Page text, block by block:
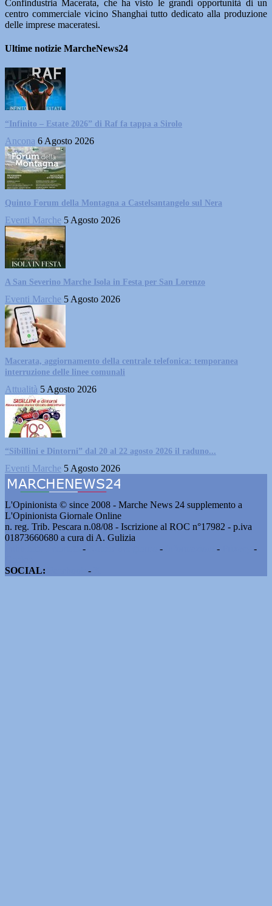
Confindustria Macerata, che ha visto le grandi opportunità di un
centro commerciale vicino Shanghai tutto dedicato alla produzione
delle imprese maceratesi.
Ultime notizie MarcheNews24
“Infinito – Estate 2026” di Raf fa tappa a Sirolo
Ancona 6 Agosto 2026
Quinto Forum della Montagna a Castelsantangelo sul Nera
Eventi Marche 5 Agosto 2026
A San Severino Marche Isola in Festa per San Lorenzo
Eventi Marche 5 Agosto 2026
Macerata, aggiornamento della centrale telefonica: temporanea
interruzione delle linee comunali
Attualità 5 Agosto 2026
“Sibillini e Dintorni” dal 20 al 22 agosto 2026 il raduno...
Eventi Marche 5 Agosto 2026
L'Opinionista © since 2008 - Marche News 24 supplemento a
L'Opinionista Giornale Online
n. reg. Trib. Pescara n.08/08 - Iscrizione al ROC n°17982 - p.iva
01873660680 a cura di A. Gulizia
- - -
-
SOCIAL:
-